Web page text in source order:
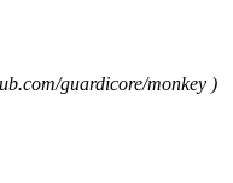
guardicore/monkey )